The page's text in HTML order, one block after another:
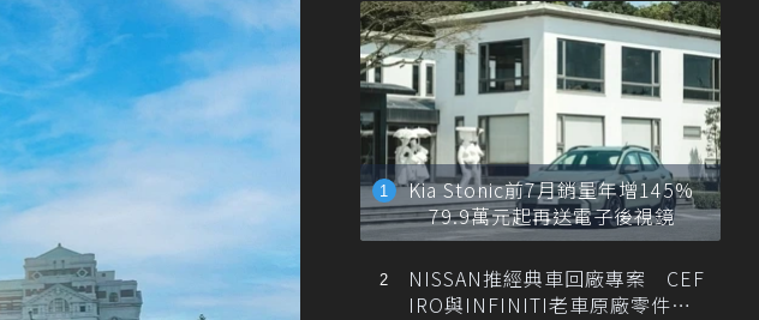
Kia Stonic前7月銷量年增145%
79.9萬元起再送電子後視鏡
NISSAN推經典車回廠專案 CEF
IRO與INFINITI老車原廠零件最